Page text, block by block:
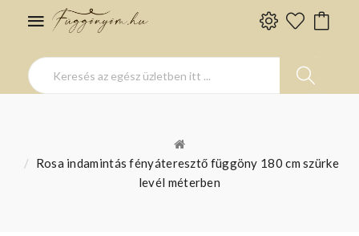
Rosa indamintás fényáteresztő függöny 180 cm szürke
levél méterben